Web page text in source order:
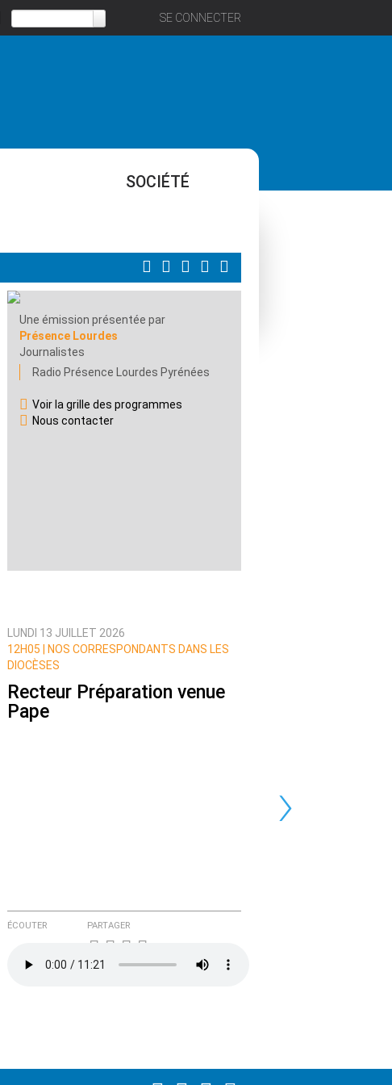
SE CONNECTER
SOCIÉTÉ
Une émission présentée par
Présence Lourdes
Journalistes
Radio Présence Lourdes Pyrénées
Voir la grille des programmes
Nous contacter
›
LUNDI 13 JUILLET 2026
12H05 |
NOS CORRESPONDANTS DANS LES
DIOCÈSES
Recteur Préparation venue
Pape
ÉCOUTER PARTAGER